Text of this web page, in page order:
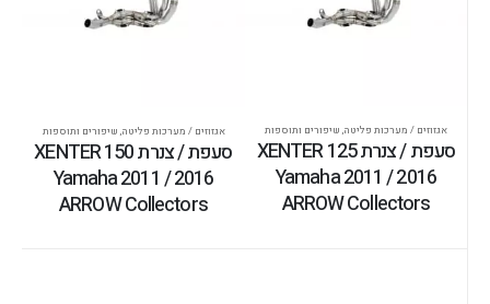
אגזוזים / מערכות פליטה, שיפורים ותוספות
סעפת / צנרת XENTER 125
Yamaha 2011 / 2016
ARROW Collectors
אגזוזים / מערכות פליטה, שיפורים ותוספות
סעפת / צנרת XENTER 150
Yamaha 2011 / 2016
ARROW Collectors